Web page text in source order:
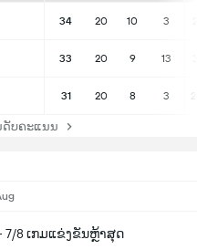
34 20 10 3
33 20 9 13
31 20 8 3
ດັບຄະແນນ
7/8 ເກມແຂ່ງຂັນຫຼ້າສຸດ